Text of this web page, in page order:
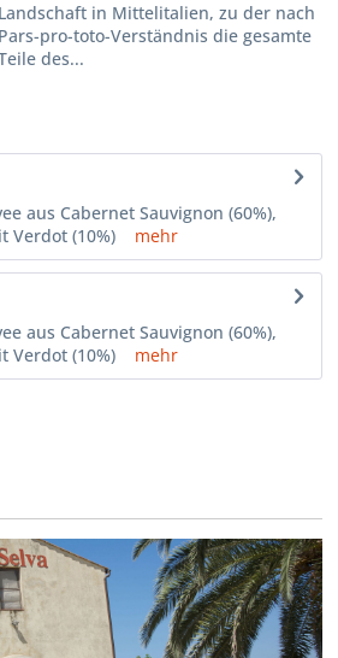
in Mittelitalien, zu der nach
pro-toto-Verständnis die gesamte
des...
aus Cabernet Sauvignon (60%),
Verdot (10%)
mehr
aus Cabernet Sauvignon (60%),
Verdot (10%)
mehr